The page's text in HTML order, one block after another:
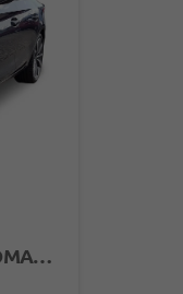
FR 5J GARANTIE+3-Z-KLIMA+TEMPOMAT+LED+17" ALU+PDC